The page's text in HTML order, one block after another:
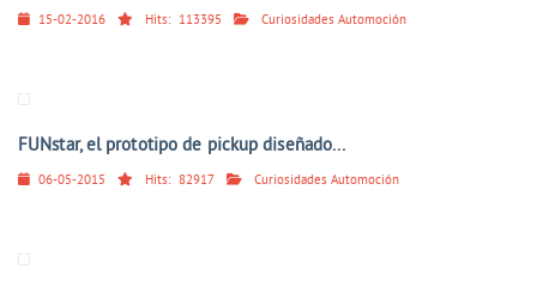
15-02-2016 Hits: 113395 Curiosidades Automoción
FUNstar, el prototipo de pickup diseñado...
06-05-2015 Hits: 82917 Curiosidades Automoción